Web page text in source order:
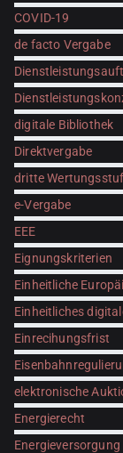
COVID-19
de facto Vergabe
digitale Bibliothek
Direktvergabe
dritte
e-Vergabe
EEE
Eignungskriterien
Einheitliche
Einheitliches
Einrecihungsfrist
elektronische
Energierecht
Energieversorgung